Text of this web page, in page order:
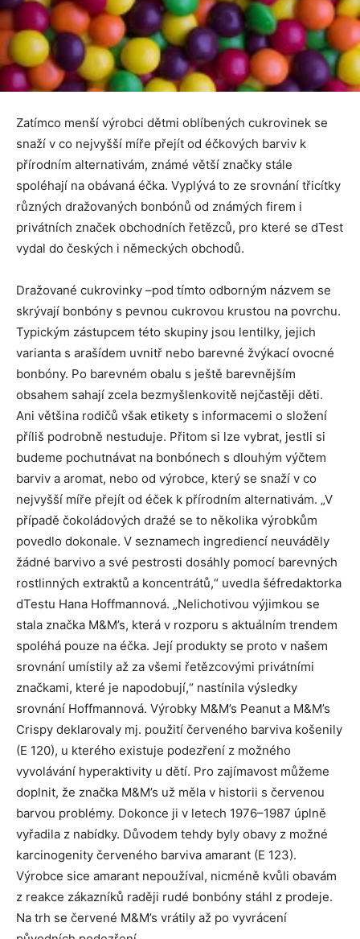
Zatímco menší výrobci dětmi oblíbených cukrovinek se
snaží v co nejvyšší míře přejít od éčkových barviv k
přírodním alternativám, známé větší značky stále
spoléhají na obávaná éčka. Vyplývá to ze srovnání třicítky
různých dražovaných bonbónů od známých firem i
privátních značek obchodních řetězců, pro které se dTest
vydal do českých i německých obchodů.
Dražované cukrovinky –⁠pod tímto odborným názvem se
skrývají bonbóny s pevnou cukrovou krustou na povrchu.
Typickým zástupcem této skupiny jsou lentilky, jejich
varianta s arašídem uvnitř nebo barevné žvýkací ovocné
bonbóny. Po barevném obalu s ještě barevnějším
obsahem sahají zcela bezmyšlenkovitě nejčastěji děti.
Ani většina rodičů však etikety s informacemi o složení
příliš podrobně nestuduje. Přitom si lze vybrat, jestli si
budeme pochutnávat na bonbónech s dlouhým výčtem
barviv a aromat, nebo od výrobce, který se snaží v co
nejvyšší míře přejít od éček k přírodním alternativám. „V
případě čokoládových dražé se to několika výrobkům
povedlo dokonale. V seznamech ingrediencí neuváděly
žádné barvivo a své pestrosti dosáhly pomocí barevných
rostlinných extraktů a koncentrátů,“ uvedla šéfredaktorka
dTestu Hana Hoffmannová. „Nelichotivou výjimkou se
stala značka M&M’s, která v rozporu s aktuálním trendem
spoléhá pouze na éčka. Její produkty se proto v našem
srovnání umístily až za všemi řetězcovými privátními
značkami, které je napodobují,“ nastínila výsledky
srovnání Hoffmannová. Výrobky M&M’s Peanut a M&M’s
Crispy deklarovaly mj. použití červeného barviva košenily
(E 120), u kterého existuje podezření z možného
vyvolávání hyperaktivity u dětí. Pro zajímavost můžeme
doplnit, že značka M&M’s už měla v historii s červenou
barvou problémy. Dokonce ji v letech 1976–1987 úplně
vyřadila z nabídky. Důvodem tehdy byly obavy z možné
karcinogenity červeného barviva amarant (E 123).
Výrobce sice amarant nepoužíval, nicméně kvůli obavám
z reakce zákazníků raději rudé bonbóny stáhl z prodeje.
Na trh se červené M&M’s vrátily až po vyvrácení